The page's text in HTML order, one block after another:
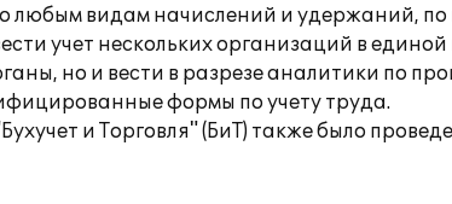
любым видам начислений и удержаний,
учет нескольких организаций в
но и вести в разрезе аналитики по
формы по учету труда.
и Торговля" (БиТ) также было